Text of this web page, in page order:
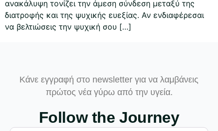
ανακάλυψη τονίζει την άμεση σύνδεση μεταξύ της
διατροφής και της ψυχικής ευεξίας. Αν ενδιαφέρεσαι
να βελτιώσεις την ψυχική σου […]
Κάνε εγγραφή στο newsletter για να λαμβάνεις
πρώτος νέα γύρω από την υγεία.
Follow the Journey